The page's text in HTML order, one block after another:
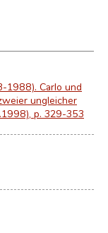
1988). Carlo und
ungleicher
p. 329-353